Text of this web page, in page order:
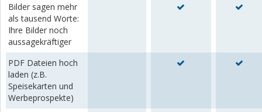
Bilder sagen mehr
als tausend Worte:
Ihre Bilder noch
aussagekräftiger
PDF Dateien hoch
laden (z.B.
Speisekarten und
Werbeprospekte)